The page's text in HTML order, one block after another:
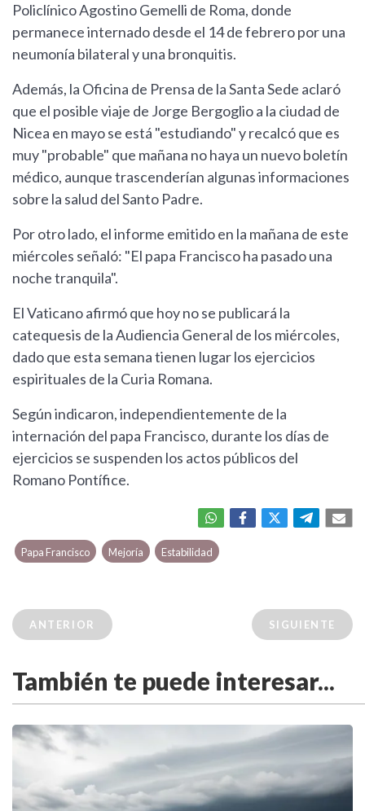
Policlínico Agostino Gemelli de Roma, donde
permanece internado desde el 14 de febrero por una
neumonía bilateral y una bronquitis.
Además, la Oficina de Prensa de la Santa Sede aclaró
que el posible viaje de Jorge Bergoglio a la ciudad de
Nicea en mayo se está "estudiando" y recalcó que es
muy "probable" que mañana no haya un nuevo boletín
médico, aunque trascenderían algunas informaciones
sobre la salud del Santo Padre.
Por otro lado, el informe emitido en la mañana de este
miércoles señaló: "El papa Francisco ha pasado una
noche tranquila".
El Vaticano afirmó que hoy no se publicará la
catequesis de la Audiencia General de los miércoles,
dado que esta semana tienen lugar los ejercicios
espirituales de la Curia Romana.
Según indicaron, independientemente de la
internación del papa Francisco, durante los días de
ejercicios se suspenden los actos públicos del
Romano Pontífice.
Papa Francisco Mejoría Estabilidad
ANTERIOR SIGUIENTE
También te puede interesar...